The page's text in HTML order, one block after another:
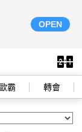
OPEN
霸 轉會